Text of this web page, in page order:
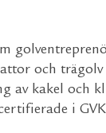
och
av kakel och
i